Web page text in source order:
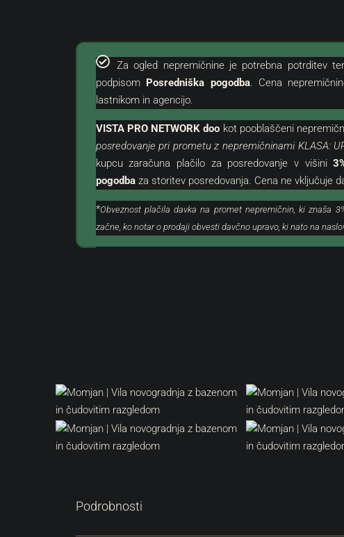
Za ogled nepremičnine je potrebna potrditev
podpisom
Posredniška pogodba. Cena
lastnikom in agencijo.
VISTA PRO NETWORK doo kot pooblaščeni
posredovanje pri prometu z nepremičninami KLASA:
kupcu zaračuna plačilo za posredovanje v višini
pogodbaza storitev posredovanja. Cena ne vključuje
*Obveznost plačila davka na promet nepremičnin, ki znaša
začne, ko notar o prodaji obvesti davčno upravo, ki nato na
Podrobnosti
205.000 €
Grožnjan Okolica | Atraktivno
Zemljišče